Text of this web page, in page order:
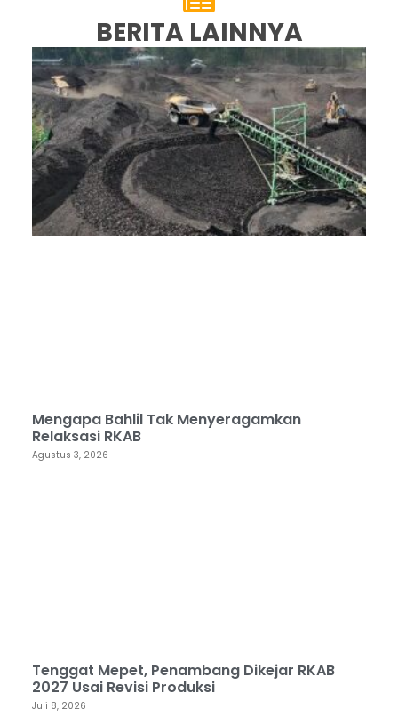
BERITA LAINNYA
Mengapa Bahlil Tak Menyeragamkan
Relaksasi RKAB
Agustus 3, 2026
Tenggat Mepet, Penambang Dikejar RKAB
2027 Usai Revisi Produksi
Juli 8, 2026